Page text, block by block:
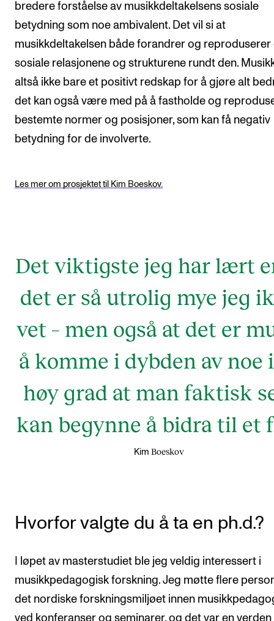
bredere forståelse av musikkdeltakelsens sosiale
betydning som noe ambivalent. Det vil si at
musikkdeltakelsen både forandrer og reproduserer
sosiale relasjonene og strukturene rundt den.
altså ikke bare et positivt redskap for å gjøre alt
det kan også være med på å fastholde og
bestemte normer og posisjoner, som kan få negativ
betydning for de involverte.
Les mer om prosjektet til Kim Boeskov.
Det viktigste jeg har lært
det er så utrolig mye jeg
vet – men også at det er
å komme i dybden av noe
høy grad at man faktisk
kan begynne å bidra til et
Kim Boeskov
Hvorfor valgte du å ta en ph.d.?
I løpet av masterstudiet ble jeg veldig interessert i
musikkpedagogisk forskning. Jeg møtte flere
det nordiske forskningsmiljøet innen
ved konferanser og seminarer, og det var en